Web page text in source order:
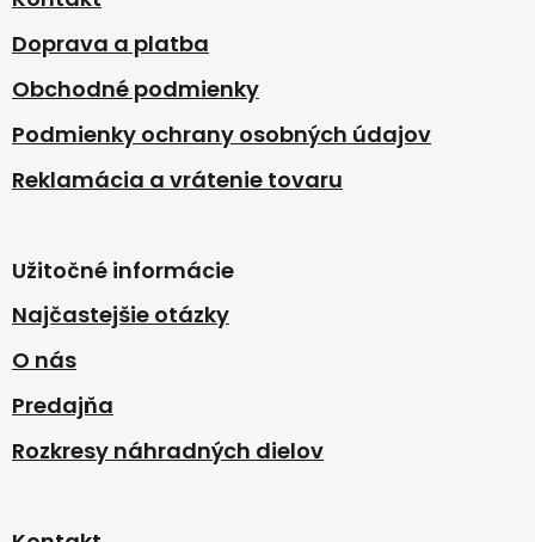
eDoprava a platba
Obchodné podmienky
Podmienky ochrany osobných údajov
Reklamácia a vrátenie tovaru
Užitočné informácie
Najčastejšie otázky
O nás
Predajňa
Rozkresy náhradných dielov